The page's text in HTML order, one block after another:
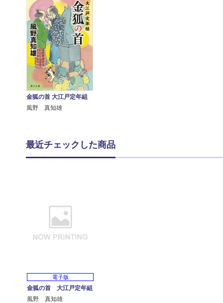
金狐の首 大江戸定年組
風野 真知雄
最近チェックした商品
電子版
金狐の首 大江戸定年組
風野 真知雄